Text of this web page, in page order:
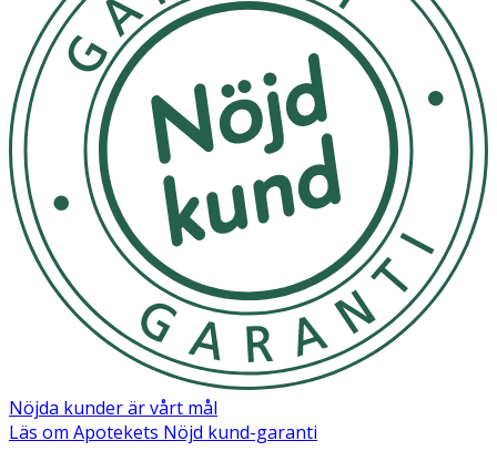
Nöjda kunder är vårt mål
Läs om Apotekets Nöjd kund-garanti